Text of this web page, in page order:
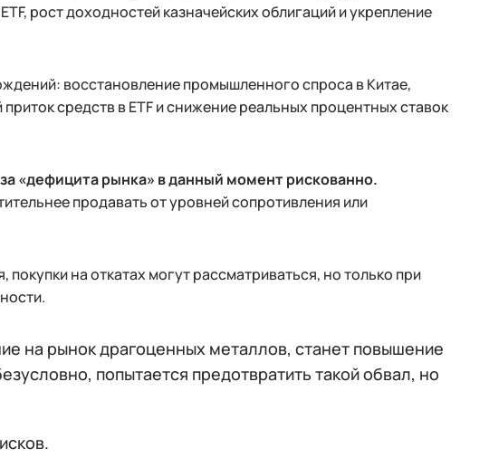
рост доходностей казначейских облигаций и укрепление
восстановление промышленного спроса в Китае,
средств в ETF и снижение реальных процентных ставок
«дефицита рынка» в данный момент рискованно.
продавать от уровней сопротивления или
покупки на откатах могут рассматриваться, но только при
на рынок драгоценных металлов, станет повышение
попытается предотвратить такой обвал, но